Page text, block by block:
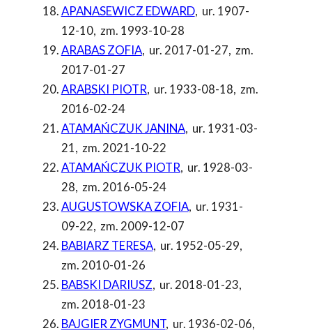
APANASEWICZ EDWARD, ur. 1907-
12-10, zm. 1993-10-28
ARABAS ZOFIA, ur. 2017-01-27, zm.
2017-01-27
ARABSKI PIOTR, ur. 1933-08-18, zm.
2016-02-24
ATAMAŃCZUK JANINA, ur. 1931-03-
21, zm. 2021-10-22
ATAMAŃCZUK PIOTR, ur. 1928-03-
28, zm. 2016-05-24
AUGUSTOWSKA ZOFIA, ur. 1931-
09-22, zm. 2009-12-07
BABIARZ TERESA, ur. 1952-05-29,
zm. 2010-01-26
BABSKI DARIUSZ, ur. 2018-01-23,
zm. 2018-01-23
BAJGIER ZYGMUNT, ur. 1936-02-06,